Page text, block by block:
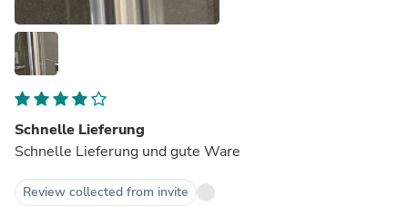
Schnelle Lieferung
Schnelle Lieferung und gute Ware
Review collected from invite